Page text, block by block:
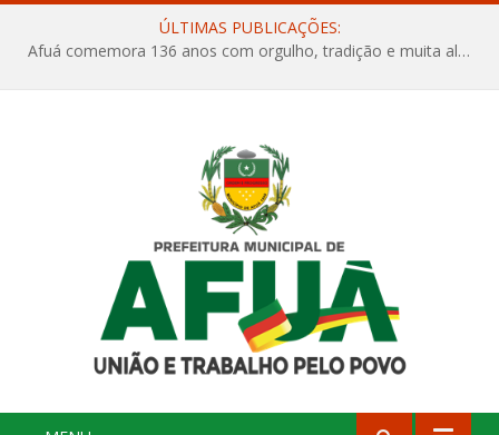
ÚLTIMAS PUBLICAÇÕES:
Afuá comemora 136 anos com orgulho, tradição e muita alegria na Quadra Dr. Nelson Salomão